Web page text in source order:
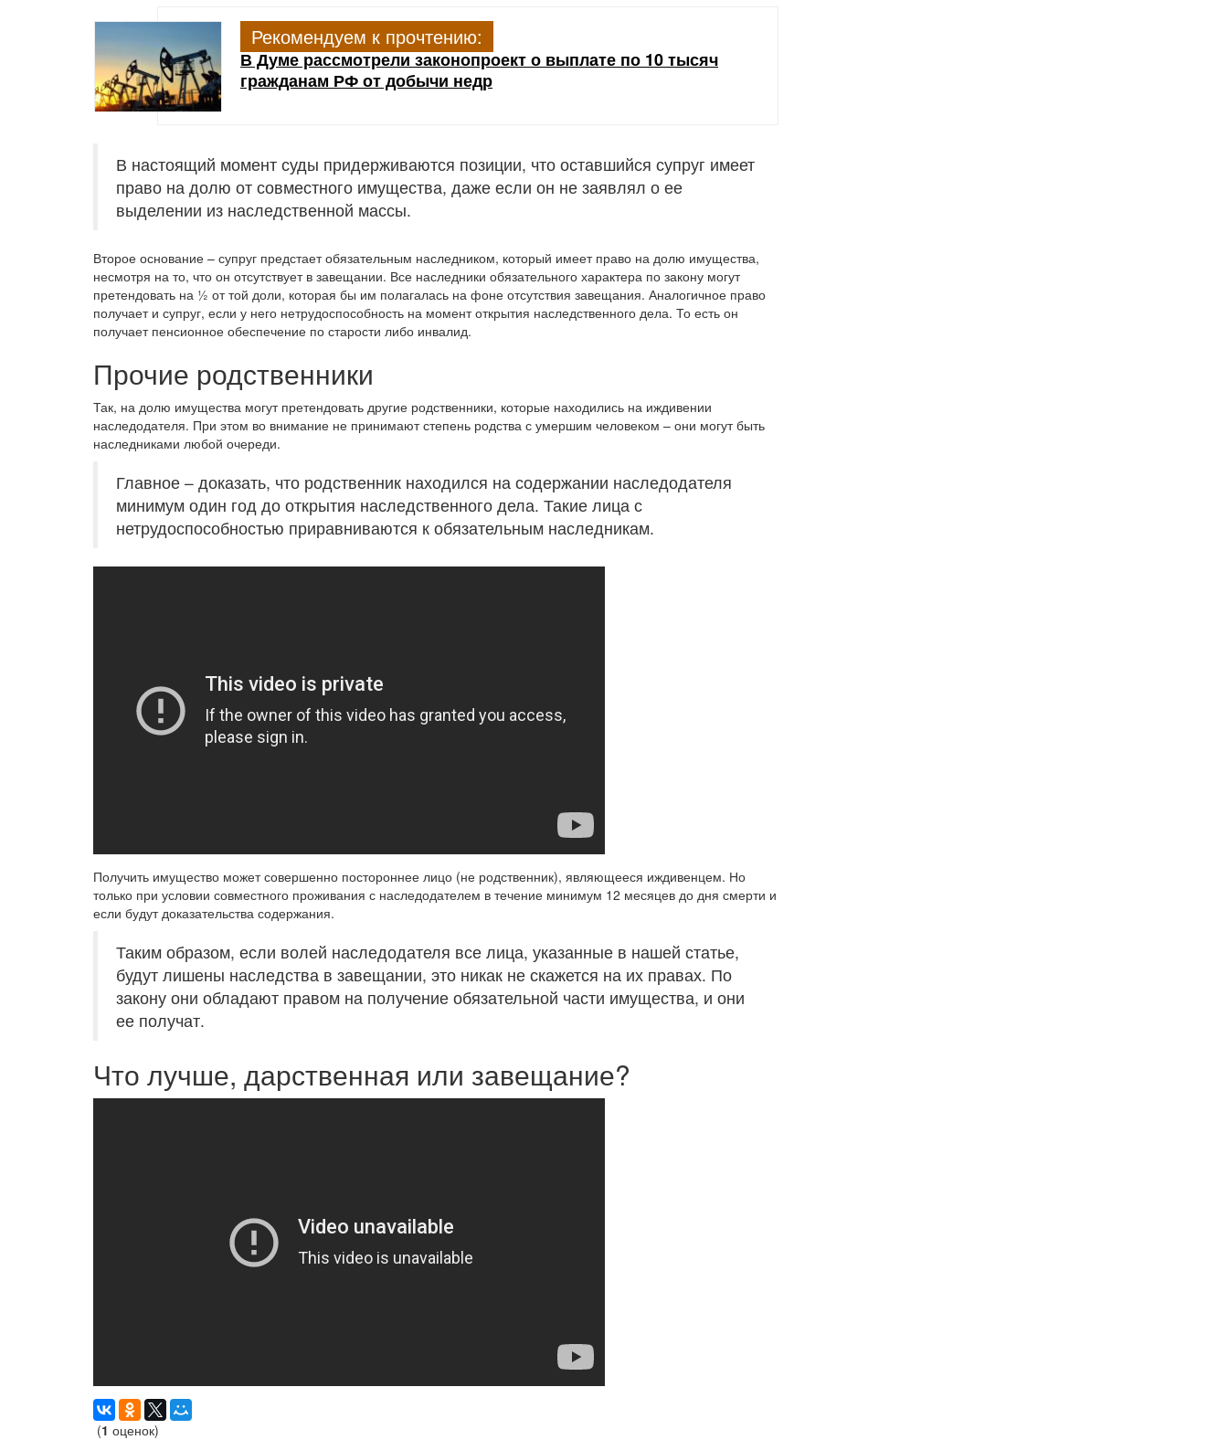
Рекомендуем к прочтению:
В Думе рассмотрели законопроект о выплате по 10 тысяч
гражданам РФ от добычи недр
В настоящий момент суды придерживаются позиции, что оставшийся супруг имеет
право на долю от совместного имущества, даже если он не заявлял о ее
выделении из наследственной массы.
Второе основание – супруг предстает обязательным наследником, который имеет право на долю имущества,
несмотря на то, что он отсутствует в завещании. Все наследники обязательного характера по закону могут
претендовать на ½ от той доли, которая бы им полагалась на фоне отсутствия завещания. Аналогичное право
получает и супруг, если у него нетрудоспособность на момент открытия наследственного дела. То есть он
получает пенсионное обеспечение по старости либо инвалид.
Прочие родственники
Так, на долю имущества могут претендовать другие родственники, которые находились на иждивении
наследодателя. При этом во внимание не принимают степень родства с умершим человеком – они могут быть
наследниками любой очереди.
Главное – доказать, что родственник находился на содержании наследодателя
минимум один год до открытия наследственного дела. Такие лица с
нетрудоспособностью приравниваются к обязательным наследникам.
Получить имущество может совершенно постороннее лицо (не родственник), являющееся иждивенцем. Но
только при условии совместного проживания с наследодателем в течение минимум 12 месяцев до дня смерти и
если будут доказательства содержания.
Таким образом, если волей наследодателя все лица, указанные в нашей статье,
будут лишены наследства в завещании, это никак не скажется на их правах. По
закону они обладают правом на получение обязательной части имущества, и они
ее получат.
Что лучше, дарственная или завещание?
(1 оценок)